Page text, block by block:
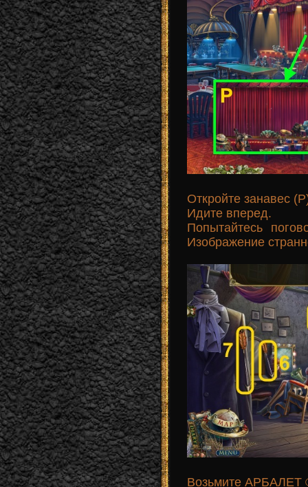
Откройте занавес
Идите вперед.
Попытайтесь
Изображение
Возьмите АРБАЛЕТ